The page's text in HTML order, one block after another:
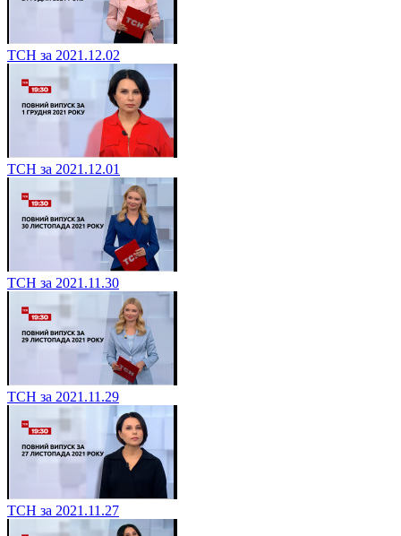
ТСН за 2021.12.02
ТСН за 2021.12.01
ТСН за 2021.11.30
ТСН за 2021.11.29
ТСН за 2021.11.27